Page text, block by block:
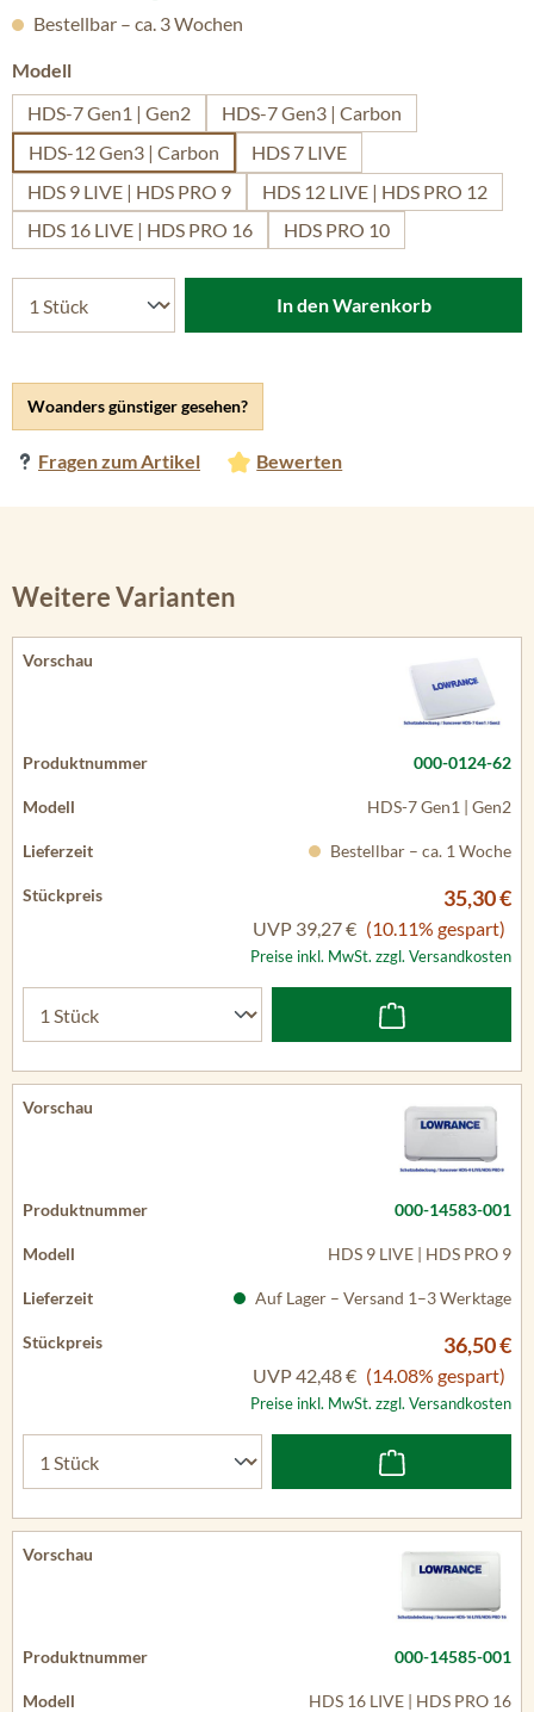
Woanders günstiger gesehen?
Fragen zum Artikel Bewerten
Bestellbar – ca. 3 Wochen
Modellauswählen
HDS-7 Gen1 | Gen2
HDS-7 Gen3 | Carbon
HDS-12 Gen3 | Carbon
HDS 7 LIVE
HDS 9 LIVE | HDS PRO 9
HDS 12 LIVE | HDS PRO 12
HDS 16 LIVE | HDS PRO 16
HDS PRO 10
In den Warenkorb
Weitere Varianten
000-0124-62
HDS-7 Gen1 | Gen2
Bestellbar – ca. 1 Woche
35,30 €
UVP 39,27 € (10.11% gespart)
Preise inkl. MwSt. zzgl. Versandkosten
000-14583-001
HDS 9 LIVE | HDS PRO 9
Auf Lager – Versand 1–3 Werktage
36,50 €
UVP42,48 € (14.08% gespart)
Preise inkl. MwSt. zzgl. Versandkosten
000-14585-001
HDS 16 LIVE | HDS PRO 16